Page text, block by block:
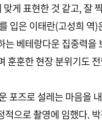
게 표현한 것 같고, 잘
입은 이태란(고성희 역
는 베테랑다운 집중력을
훈훈한 현장 분위기도
포즈로 설레는 마음을
적으로 촬영에 임했다.